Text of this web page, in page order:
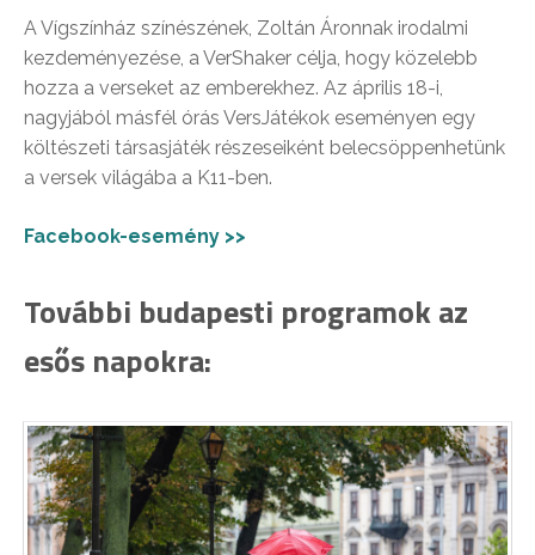
A Vígszínház színészének, Zoltán Áronnak irodalmi
kezdeményezése, a VerShaker célja, hogy közelebb
hozza a verseket az emberekhez. Az április 18-i,
nagyjából másfél órás VersJátékok eseményen egy
költészeti társasjáték részeseiként belecsöppenhetünk
a versek világába a K11-ben.
Facebook-esemény >>
További budapesti programok az
esős napokra: